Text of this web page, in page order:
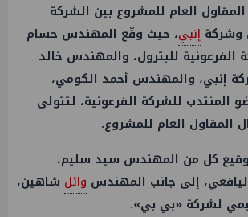
العام للمشروع بين الشركة
وشركة إنبي، حيث وقّع المهندس حسام
الفرعونية للبترول، والمهندس خالد
إنبي، والمهندس أحمد الكومي،
المنتدب للشركة الفرعونية، لتتولى
المقاول العام للمشروع.
كل من المهندس سيد سليم،
إلى جانب المهندس وائل شاهين،
لشركة «بي بي».